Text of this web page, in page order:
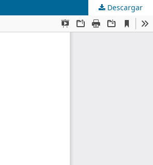
Descargar